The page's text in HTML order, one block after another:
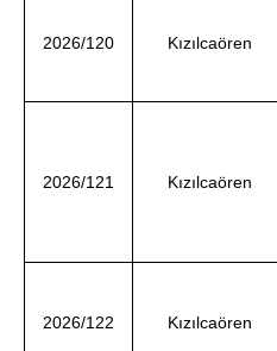
2026/120 Kızılcaören
2026/121 Kızılcaören
2026/122 Kızılcaören